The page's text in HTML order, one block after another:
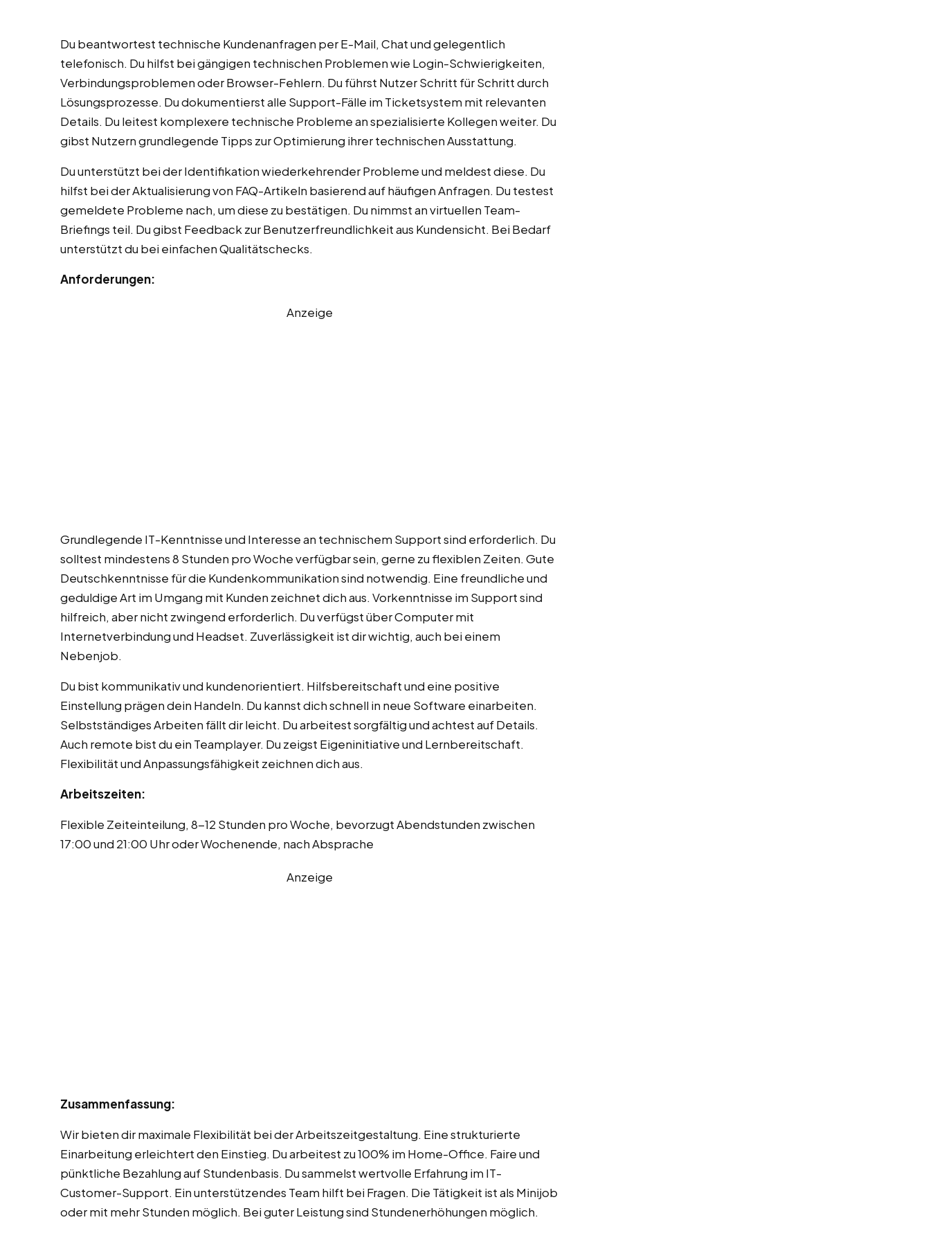
Du beantwortest technische Kundenanfragen per E-Mail, Chat und gelegentlich
telefonisch. Du hilfst bei gängigen technischen Problemen wie Login-Schwierigkeiten,
Verbindungsproblemen oder Browser-Fehlern. Du führst Nutzer Schritt für Schritt durch
Lösungsprozesse. Du dokumentierst alle Support-Fälle im Ticketsystem mit relevanten
Details. Du leitest komplexere technische Probleme an spezialisierte Kollegen weiter. Du
gibst Nutzern grundlegende Tipps zur Optimierung ihrer technischen Ausstattung.
Du unterstützt bei der Identifikation wiederkehrender Probleme und meldest diese. Du
hilfst bei der Aktualisierung von FAQ-Artikeln basierend auf häufigen Anfragen. Du testest
gemeldete Probleme nach, um diese zu bestätigen. Du nimmst an virtuellen Team-
Briefings teil. Du gibst Feedback zur Benutzerfreundlichkeit aus Kundensicht. Bei Bedarf
unterstützt du bei einfachen Qualitätschecks.
Anforderungen:
Anzeige
Grundlegende IT-Kenntnisse und Interesse an technischem Support sind erforderlich. Du
solltest mindestens 8 Stunden pro Woche verfügbar sein, gerne zu flexiblen Zeiten. Gute
Deutschkenntnisse für die Kundenkommunikation sind notwendig. Eine freundliche und
geduldige Art im Umgang mit Kunden zeichnet dich aus. Vorkenntnisse im Support sind
hilfreich, aber nicht zwingend erforderlich. Du verfügst über Computer mit
Internetverbindung und Headset. Zuverlässigkeit ist dir wichtig, auch bei einem
Nebenjob.
Du bist kommunikativ und kundenorientiert. Hilfsbereitschaft und eine positive
Einstellung prägen dein Handeln. Du kannst dich schnell in neue Software einarbeiten.
Selbstständiges Arbeiten fällt dir leicht. Du arbeitest sorgfältig und achtest auf Details.
Auch remote bist du ein Teamplayer. Du zeigst Eigeninitiative und Lernbereitschaft.
Flexibilität und Anpassungsfähigkeit zeichnen dich aus.
Arbeitszeiten:
Flexible Zeiteinteilung, 8-12 Stunden pro Woche, bevorzugt Abendstunden zwischen
17:00 und 21:00 Uhr oder Wochenende, nach Absprache
Anzeige
Zusammenfassung:
Wir bieten dir maximale Flexibilität bei der Arbeitszeitgestaltung. Eine strukturierte
Einarbeitung erleichtert den Einstieg. Du arbeitest zu 100% im Home-Office. Faire und
pünktliche Bezahlung auf Stundenbasis. Du sammelst wertvolle Erfahrung im IT-
Customer-Support. Ein unterstützendes Team hilft bei Fragen. Die Tätigkeit ist als Minijob
oder mit mehr Stunden möglich. Bei guter Leistung sind Stundenerhöhungen möglich.